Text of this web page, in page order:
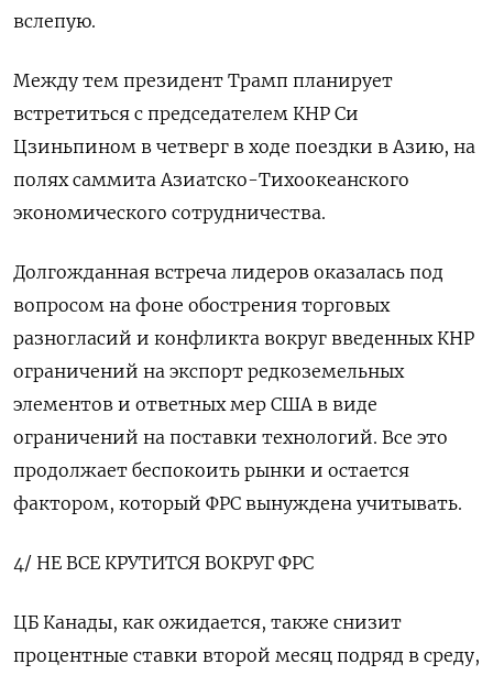
вслепую.
Между тем президент Трамп планирует
встретиться с председателем КНР Си
Цзиньпином в четверг в ходе поездки в Азию, на
полях саммита Азиатско-Тихоокеанского
экономического сотрудничества.
Долгожданная встреча лидеров оказалась под
вопросом на фоне обострения торговых
разногласий и конфликта вокруг введенных КНР
ограничений на экспорт редкоземельных
элементов и ответных мер США в виде
ограничений на поставки технологий. Все это
продолжает беспокоить рынки и остается
фактором, который ФРС вынуждена учитывать.
4/ НЕ ВСЕ КРУТИТСЯ ВОКРУГ ФРС
ЦБ Канады, как ожидается, также снизит
процентные ставки второй месяц подряд в среду,